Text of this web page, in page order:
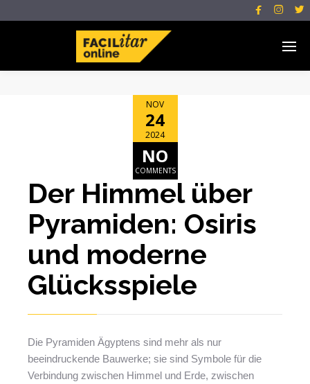
  
NOV
24
2024
NO
COMMENTS
Der Himmel über
Pyramiden: Osiris
und moderne
Glücksspiele
Die Pyramiden Ägyptens sind mehr als nur
beeindruckende Bauwerke; sie sind Symbole für die
Verbindung zwischen Himmel und Erde, zwischen